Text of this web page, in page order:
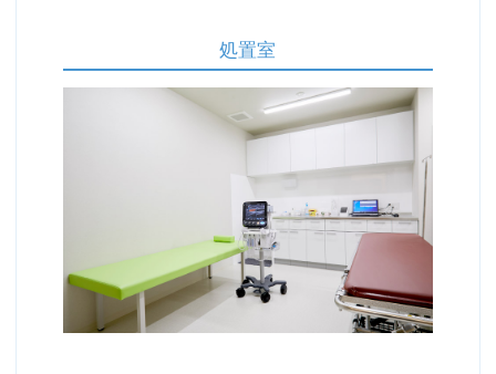
処置室